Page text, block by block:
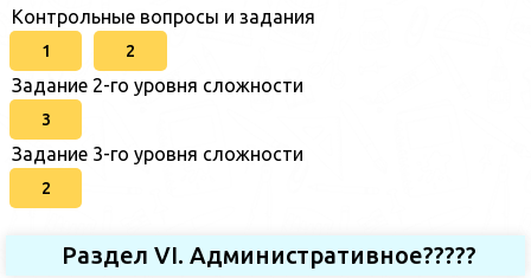
Контрольные вопросы и задания
1 2
Задание 2-го уровня сложности
3
Задание 3-го уровня сложности
2
Раздел VI. Административное?????